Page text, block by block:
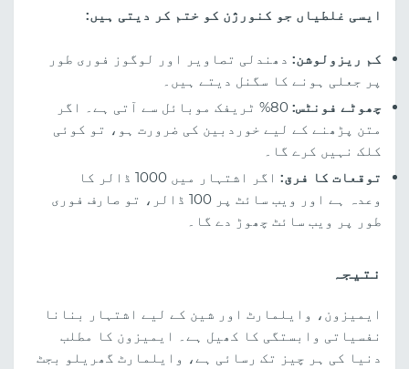
ایسی غلطیاں جو کنورژن کو ختم کر دیتی ہیں:
کم ریزولوشن: دھندلی تصاویر اور لوگوز فوری طور
پر جعلی ہونے کا سگنل دیتے ہیں۔
چھوٹے فونٹس:
80% ٹریفک موبائل سے آتی ہے۔ اگر
متن پڑھنے کے لیے خوردبین کی ضرورت ہو، تو کوئی
کلک نہیں کرے گا۔
توقعات کا فرق:
اگر اشتہار میں 1000 ڈالر کا
وعدہ ہے اور ویب سائٹ پر 100 ڈالر، تو صارف فوری
طور پر ویب سائٹ چھوڑ دے گا۔
نتیجہ
ایمیزون، وایلمارٹ اور شین کے لیے اشتہار بنانا
نفسیاتی وابستگی کا کھیل ہے۔ ایمیزون کا مطلب
دنیا کی ہر چیز تک رسائی ہے، وایلمارٹ گھریلو بجٹ